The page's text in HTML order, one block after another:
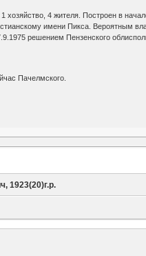
хозяйство, 4 жителя. Построен в
имени Пикса. Вероятным
решением Пензенского
Пачелмского.
1923(20)г.р.